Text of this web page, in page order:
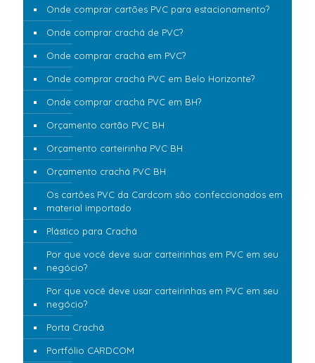
Onde comprar cartões PVC para estacionamento?
Onde comprar crachá de PVC?
Onde comprar crachá em PVC?
Onde comprar crachá PVC em Belo Horizonte?
Onde comprar crachá PVC em BH?
Orçamento cartão PVC BH
Orçamento carteirinha PVC BH
Orçamento crachá PVC BH
Os cartões PVC da Cardcom são confeccionados em
material importado
Plástico para Crachá
Por que você deve suar carteirinhas em PVC em seu
negócio?
Por que você deve usar carteirinhas em PVC em seu
negócio?
Porta Crachá
Portfólio CARDCOM